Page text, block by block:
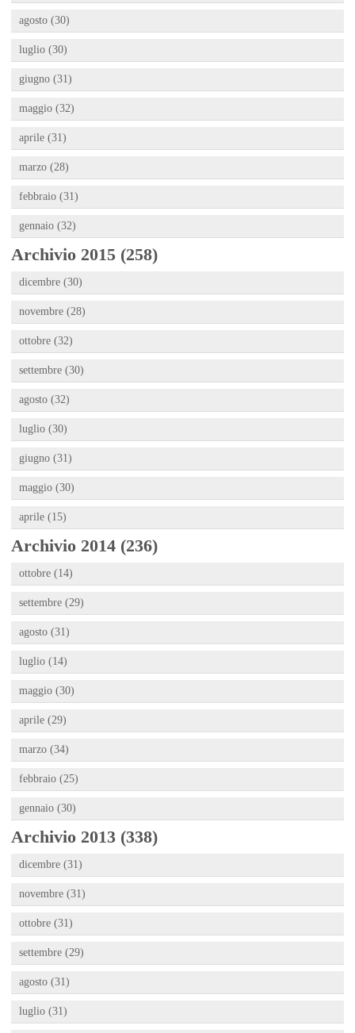
agosto (30)
luglio (30)
giugno (31)
maggio (32)
aprile (31)
marzo (28)
febbraio (31)
gennaio (32)
Archivio 2015 (258)
dicembre (30)
novembre (28)
ottobre (32)
settembre (30)
agosto (32)
luglio (30)
giugno (31)
maggio (30)
aprile (15)
Archivio 2014 (236)
ottobre (14)
settembre (29)
agosto (31)
luglio (14)
maggio (30)
aprile (29)
marzo (34)
febbraio (25)
gennaio (30)
Archivio 2013 (338)
dicembre (31)
novembre (31)
ottobre (31)
settembre (29)
agosto (31)
luglio (31)